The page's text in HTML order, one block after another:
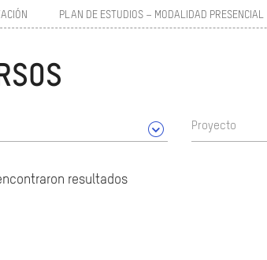
PLAN DE ESTUDIOS – MODALIDAD PRESENCIAL
Proyecto
resultados